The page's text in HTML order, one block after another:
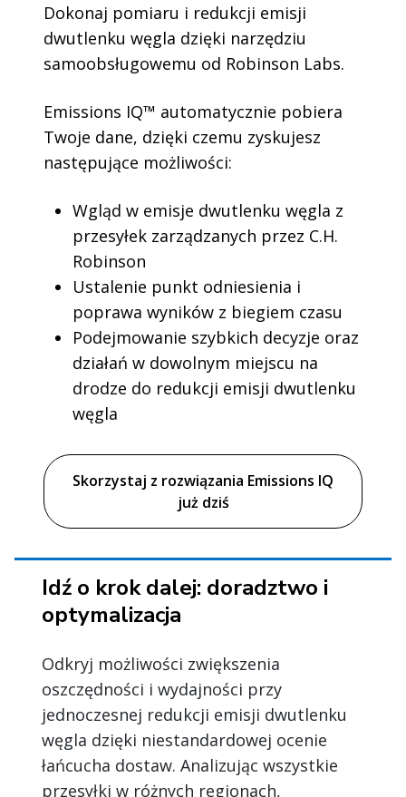
Dokonaj pomiaru i redukcji emisji
dwutlenku węgla dzięki narzędziu
samoobsługowemu od Robinson Labs.
Emissions IQ™ automatycznie pobiera
Twoje dane, dzięki czemu zyskujesz
następujące możliwości:
Wgląd w emisje dwutlenku węgla z
przesyłek zarządzanych przez C.H.
Robinson
Ustalenie punkt odniesienia i
poprawa wyników z biegiem czasu
Podejmowanie szybkich decyzje oraz
działań w dowolnym miejscu na
drodze do redukcji emisji dwutlenku
węgla
Skorzystaj z rozwiązania Emissions IQ
już dziś
Idź o krok dalej: doradztwo i
optymalizacja
Odkryj możliwości zwiększenia
oszczędności i wydajności przy
jednoczesnej redukcji emisji dwutlenku
węgla dzięki niestandardowej ocenie
łańcucha dostaw. Analizując wszystkie
przesyłki w różnych regionach,